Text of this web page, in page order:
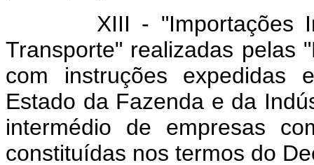
XIII - "Importações
Transporte" realizadas pelas
com instruções expedidas
Estado da Fazenda e da
intermédio de empresas
constituídas nos termos do